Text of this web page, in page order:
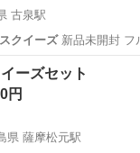
古泉駅
スクイーズ 新品未開封
泉駅 おもちゃ
ーズセット
円
県 薩摩松元駅